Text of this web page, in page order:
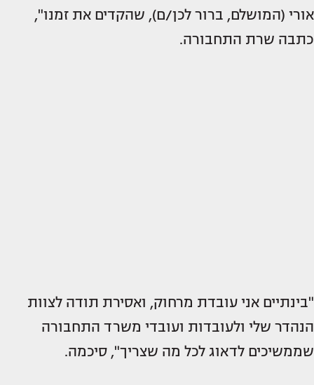
אורי (המושלם, ברור לכן/ם), שהקדים את זמנו",
כתבה שרת התחבורה.
"בינתיים אני עובדת מרחוק, ואסירת תודה לצוות
הנהדר שלי ולעובדות ועובדי משרד התחבורה
שממשיכים לדאוג לכל מה שצריך", סיכמה.